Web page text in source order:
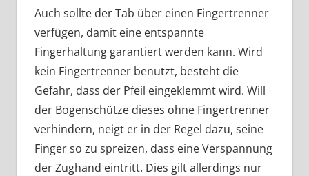
Auch sollte der Tab über einen Fingertrenner
verfügen, damit eine entspannte
Fingerhaltung garantiert werden kann. Wird
kein Fingertrenner benutzt, besteht die
Gefahr, dass der Pfeil eingeklemmt wird. Will
der Bogenschütze dieses ohne Fingertrenner
verhindern, neigt er in der Regel dazu, seine
Finger so zu spreizen, dass eine Verspannung
der Zughand eintritt. Dies gilt allerdings nur